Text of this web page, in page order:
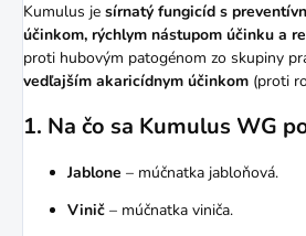
Kumulus je sírnatý fungicíd s
účinkom, rýchlym nástupom účinku a
proti hubovým patogénom zo skupiny
vedľajším akaricídnym účinkom (proti
1. Na čo sa Kumulus WG
Jablone – múčnatka jabloňová.
Vinič – múčnatka viniča.